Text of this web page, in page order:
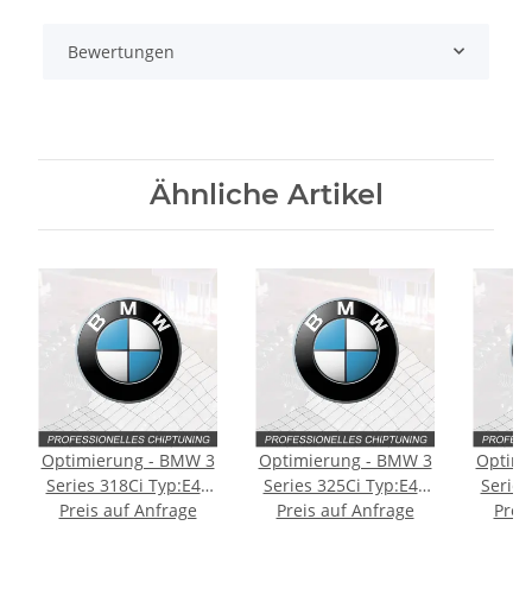
Bewertungen
Ähnliche Artikel
Optimierung - BMW 3
Series 318Ci Typ:E46
143PS
Preis auf Anfrage
Optimierung - BMW 3
Series 325Ci Typ:E46
192PS
Preis auf Anfrage